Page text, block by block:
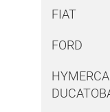
FIAT
FORD